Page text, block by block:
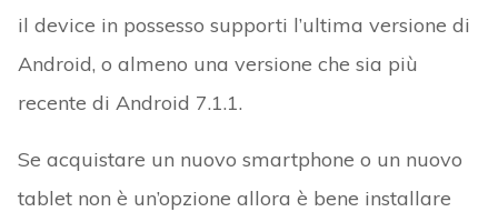
il device in possesso supporti l’ultima versione di
Android, o almeno una versione che sia più
recente di Android 7.1.1.
Se acquistare un nuovo smartphone o un nuovo
tablet non è un’opzione allora è bene installare